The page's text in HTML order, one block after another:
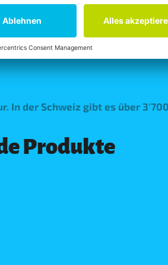
entdecken
In der Schweiz gibt es über
Produkte